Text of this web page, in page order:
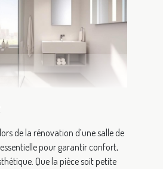
de la rénovation d’une salle de
pour garantir confort,
Que la pièce soit petite